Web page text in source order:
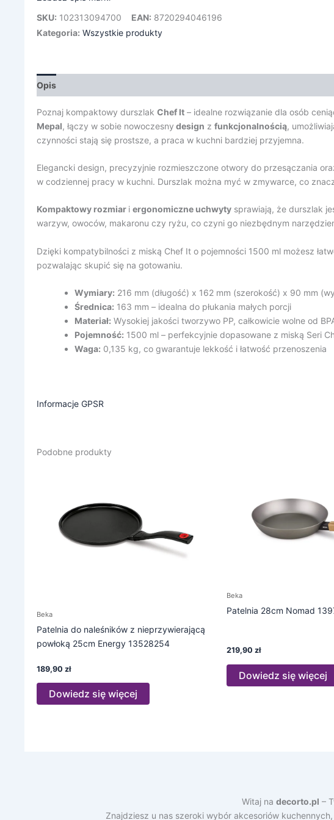
SKU: 102313094700 EAN: 8720294046196
Kategoria: Wszystkie produkty
Opis
Poznaj kompaktowy durszlak Chef It – idealne rozwiązanie dla osób
Mepal, łączy w sobie nowoczesny design z funkcjonalnością,
czynności stają się prostsze, a praca w kuchni bardziej przyjemna.
Elegancki design, precyzyjnie rozmieszczone otwory do przesączania
w codziennej pracy w kuchni. Durszlak można myć w zmywarce, co
Kompaktowy rozmiar i ergonomiczne uchwyty sprawiają, że durszlak
warzyw, owoców, makaronu czy ryżu, co czyni go niezbędnym
Dzięki kompatybilności z miską Chef It o pojemności 1500 ml możesz
pozwalając skupić się na gotowaniu.
Wymiary: 216 mm (długość) x 162 mm (szerokość) x 90 mm
Średnica: 163 mm – idealna do płukania małych porcji
Materiał: Wysokiej jakości tworzywo PP, całkowicie wolne od
Pojemność: 1500 ml – perfekcyjnie dopasowane z miską Seri
Waga: 0,135 kg, co gwarantuje lekkość i łatwość przenoszenia
Informacje GPSR
Podobne produkty
Beka
Patelnia do naleśników z nieprzywierającą
powłoką 25cm Energy 13528254
189,90 zł
Dowiedz się więcej
Beka
Patelnia 28cm Nomad
219,90 zł
Dowiedz się więcej
Witaj na decorto.pl –
Znajdziesz u nas szeroki wybór akcesoriów